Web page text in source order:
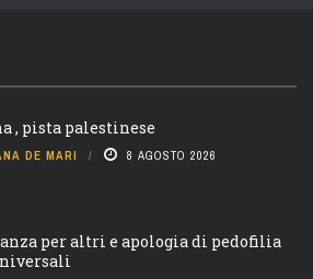
, pista palestinese
DE MARI 8 AGOSTO 2026
per altri e apologia di pedofilia